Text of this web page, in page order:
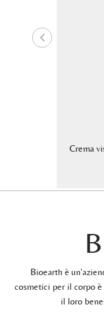
Crema
Bioearth è
cosmetici per il corpo
il loro